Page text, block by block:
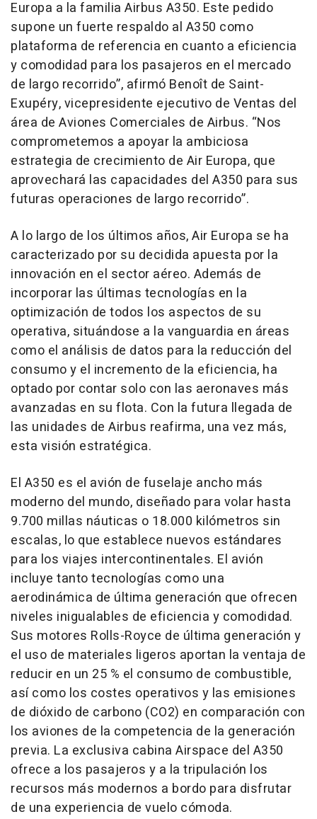
Europa a la familia Airbus A350. Este pedido
supone un fuerte respaldo al A350 como
plataforma de referencia en cuanto a eficiencia
y comodidad para los pasajeros en el mercado
de largo recorrido”, afirmó Benoît de Saint-
Exupéry, vicepresidente ejecutivo de Ventas del
área de Aviones Comerciales de Airbus. “Nos
comprometemos a apoyar la ambiciosa
estrategia de crecimiento de Air Europa, que
aprovechará las capacidades del A350 para sus
futuras operaciones de largo recorrido”.
A lo largo de los últimos años, Air Europa se ha
caracterizado por su decidida apuesta por la
innovación en el sector aéreo. Además de
incorporar las últimas tecnologías en la
optimización de todos los aspectos de su
operativa, situándose a la vanguardia en áreas
como el análisis de datos para la reducción del
consumo y el incremento de la eficiencia, ha
optado por contar solo con las aeronaves más
avanzadas en su flota. Con la futura llegada de
las unidades de Airbus reafirma, una vez más,
esta visión estratégica.
El A350 es el avión de fuselaje ancho más
moderno del mundo, diseñado para volar hasta
9.700 millas náuticas o 18.000 kilómetros sin
escalas, lo que establece nuevos estándares
para los viajes intercontinentales. El avión
incluye tanto tecnologías como una
aerodinámica de última generación que ofrecen
niveles inigualables de eficiencia y comodidad.
Sus motores Rolls-Royce de última generación y
el uso de materiales ligeros aportan la ventaja de
reducir en un 25 % el consumo de combustible,
así como los costes operativos y las emisiones
de dióxido de carbono (CO2) en comparación con
los aviones de la competencia de la generación
previa. La exclusiva cabina Airspace del A350
ofrece a los pasajeros y a la tripulación los
recursos más modernos a bordo para disfrutar
de una experiencia de vuelo cómoda.